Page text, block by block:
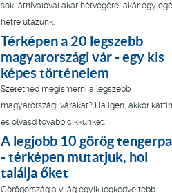
sok látnivalóval akár hétvégére, akár egy
hétre utazunk.
Térképen a 20 legszebb
magyarországi vár - egy kis
képes történelem
Szeretnéd megismerni a legszebb
magyarországi várakat? Ha igen, akkor
és olvasd tovább cikkünket.
A legjobb 10 görög
- térképen mutatjuk, hol
találja őket
Görögország a világ egyik legkedveltebb